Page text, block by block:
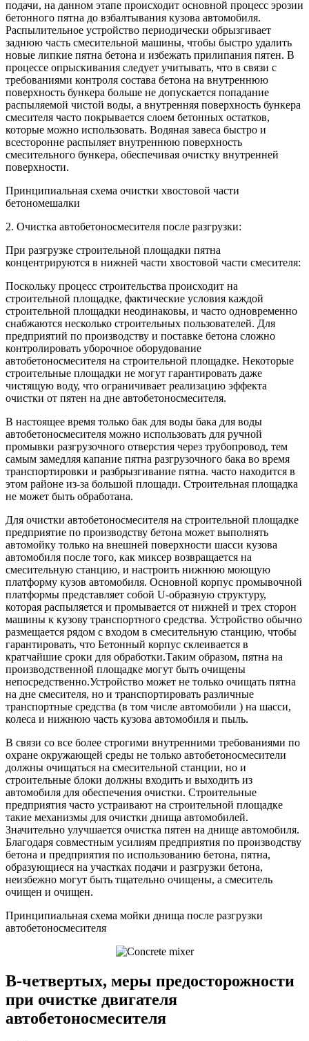
подачи, на данном этапе происходит основной процесс эрозии
бетонного пятна до взбалтывания кузова автомобиля.
Распылительное устройство периодически обрызгивает
заднюю часть смесительной машины, чтобы быстро удалить
новые липкие пятна бетона и избежать прилипания пятен. В
процессе опрыскивания следует учитывать, что в связи с
требованиями контроля состава бетона на внутреннюю
поверхность бункера больше не допускается попадание
распыляемой чистой воды, а внутренняя поверхность бункера
смесителя часто покрывается слоем бетонных остатков,
которые можно использовать. Водяная завеса быстро и
всесторонне распыляет внутреннюю поверхность
смесительного бункера, обеспечивая очистку внутренней
поверхности.
Принципиальная схема очистки хвостовой части
бетономешалки
2. Очистка автобетоносмесителя после разгрузки:
При разгрузке строительной площадки пятна
концентрируются в нижней части хвостовой части смесителя:
Поскольку процесс строительства происходит на
строительной площадке, фактические условия каждой
строительной площадки неодинаковы, и часто одновременно
снабжаются несколько строительных пользователей. Для
предприятий по производству и поставке бетона сложно
контролировать уборочное оборудование
автобетоносмесителя на строительной площадке. Некоторые
строительные площадки не могут гарантировать даже
чистящую воду, что ограничивает реализацию эффекта
очистки от пятен на дне автобетоносмесителя.
В настоящее время только бак для воды бака для воды
автобетоносмесителя можно использовать для ручной
промывки разгрузочного отверстия через трубопровод, тем
самым замедляя капание пятна разгрузочного бака во время
транспортировки и разбрызгивание пятна. часто находится в
этом районе из-за большой площади. Строительная площадка
не может быть обработана.
Для очистки автобетоносмесителя на строительной площадке
предприятие по производству бетона может выполнять
автомойку только на внешней поверхности шасси кузова
автомобиля после того, как миксер возвращается на
смесительную станцию, и настроить нижнюю моющую
платформу кузов автомобиля. Основной корпус промывочной
платформы представляет собой U-образную структуру,
которая распыляется и промывается от нижней и трех сторон
машины к кузову транспортного средства. Устройство обычно
размещается рядом с входом в смесительную станцию, чтобы
гарантировать, что Бетонный корпус склеивается в
кратчайшие сроки для обработки.Таким образом, пятна на
производственной площадке могут быть очищены
непосредственно.Устройство может не только очищать пятна
на дне смесителя, но и транспортировать различные
транспортные средства (в том числе автомобили ) на шасси,
колеса и нижнюю часть кузова автомобиля и пыль.
В связи со все более строгими внутренними требованиями по
охране окружающей среды не только автобетоносмесители
должны очищаться на смесительной станции, но и
строительные блоки должны входить и выходить из
автомобиля для обеспечения очистки. Строительные
предприятия часто устраивают на строительной площадке
такие механизмы для очистки днища автомобилей.
Значительно улучшается очистка пятен на днище автомобиля.
Благодаря совместным усилиям предприятия по производству
бетона и предприятия по использованию бетона, пятна,
образующиеся на участках подачи и разгрузки бетона,
неизбежно могут быть тщательно очищены, а смеситель
очищен и очищен.
Принципиальная схема мойки днища после разгрузки
автобетоносмесителя
В-четвертых, меры предосторожности
при очистке двигателя
автобетоносмесителя